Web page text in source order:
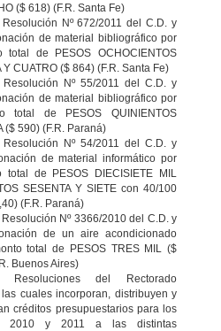
($ 618) (F.R. Santa Fe)
Resolución Nº 672/2011 del C.D. y
de material bibliográfico por
total de PESOS OCHOCIENTOS
Y CUATRO ($ 864) (F.R. Santa Fe)
Resolución Nº 55/2011 del C.D. y
de material bibliográfico por
total de PESOS QUINIENTOS
($ 590) (F.R. Paraná)
Resolución Nº 54/2011 del C.D. y
de material informático por
total de PESOS DIECISIETE MIL
SESENTA Y SIETE con 40/100
(F.R. Paraná)
Nº 3366/2010 del C.D. y
de un aire acondicionado
total de PESOS TRES MIL ($
Buenos Aires)
Resoluciones del Rectorado
cuales incorporan, distribuyen y
créditos presupuestarios para los
2010 y 2011 a las distintas